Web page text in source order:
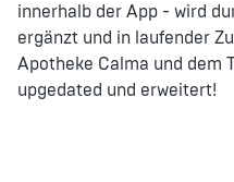
innerhalb der App - wird
ergänzt und in laufender
Apotheke Calma und dem
upgedated und erweitert!